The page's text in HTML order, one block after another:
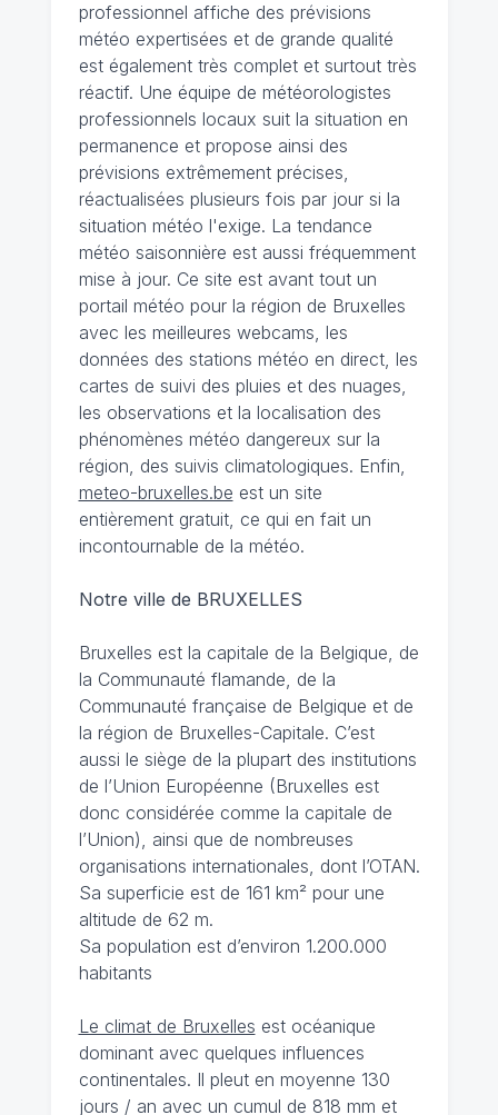
professionnel affiche des prévisions
météo expertisées et de grande qualité
est également très complet et surtout très
réactif. Une équipe de météorologistes
professionnels locaux suit la situation en
permanence et propose ainsi des
prévisions extrêmement précises,
réactualisées plusieurs fois par jour si la
situation météo l'exige. La tendance
météo saisonnière est aussi fréquemment
mise à jour. Ce site est avant tout un
portail météo pour la région de Bruxelles
avec les meilleures webcams, les
données des stations météo en direct, les
cartes de suivi des pluies et des nuages,
les observations et la localisation des
phénomènes météo dangereux sur la
région, des suivis climatologiques. Enfin,
meteo-bruxelles.be est un site
entièrement gratuit, ce qui en fait un
incontournable de la météo.
Notre ville de BRUXELLES
Bruxelles est la capitale de la Belgique, de
la Communauté flamande, de la
Communauté française de Belgique et de
la région de Bruxelles-Capitale. C’est
aussi le siège de la plupart des institutions
de l’Union Européenne (Bruxelles est
donc considérée comme la capitale de
l’Union), ainsi que de nombreuses
organisations internationales, dont l’OTAN.
Sa superficie est de 161 km² pour une
altitude de 62 m.
Sa population est d’environ 1.200.000
habitants
Le climat de Bruxelles est océanique
dominant avec quelques influences
continentales. Il pleut en moyenne 130
jours / an avec un cumul de 818 mm et